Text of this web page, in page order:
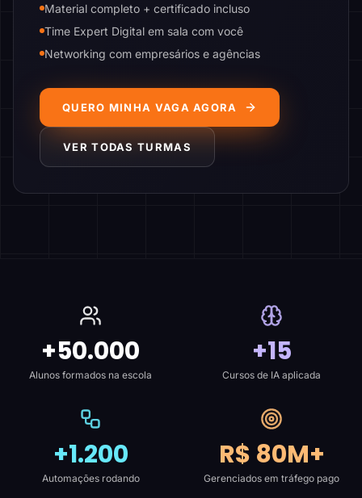
Material completo + certificado incluso
Time Expert Digital em sala com você
Networking com empresários e agências
QUERO MINHA VAGA AGORA
VER TODAS TURMAS
+50.000
Alunos formados na escola
+15
Cursos de IA aplicada
+1.200
Automações rodando
R$ 80M+
Gerenciados em tráfego pago